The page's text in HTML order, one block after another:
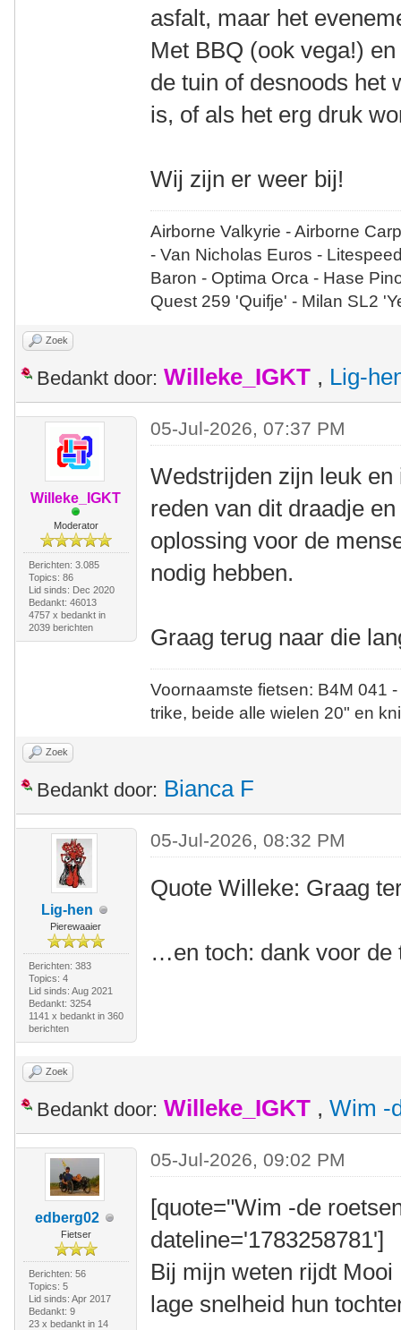
asfalt, maar het
Met BBQ (ook vega!)
de tuin of desnoods het
is, of als het erg druk
Wij zijn er weer bij!
Airborne Valkyrie - Airborne
- Van Nicholas Euros -
Baron - Optima Orca - Hase
Quest 259 'Quifje' - Milan SL2
Zoek
Bedankt door: Willeke_IGKT , Lig-
Willeke_IGKT
Moderator
Berichten: 3.085
Topics: 86
Lid sinds: Dec 2020
Bedankt: 46013
4757 x bedankt in
2039 berichten
05-Jul-2026, 07:37 PM
Wedstrijden zijn leuk
reden van dit draadje
oplossing voor de
nodig hebben.
Graag terug naar die
Voornaamste fietsen: B4M
trike, beide alle wielen 20" en
Zoek
Bedankt door: Bianca F
Lig-hen
Pierewaaier
Berichten: 383
Topics: 4
Lid sinds: Aug 2021
Bedankt: 3254
1141 x bedankt in 360
berichten
05-Jul-2026, 08:32 PM
Quote Willeke: Graag
…en toch: dank voor de
Zoek
Bedankt door: Willeke_IGKT , Wim -
edberg02
Fietser
Berichten: 56
Topics: 5
Lid sinds: Apr 2017
Bedankt: 9
23 x bedankt in 14
05-Jul-2026, 09:02 PM
[quote="Wim -de
dateline='1783258781']
Bij mijn weten rijdt
lage snelheid hun